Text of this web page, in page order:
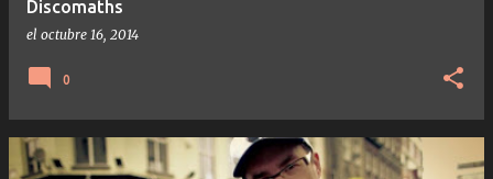
Discomaths
el octubre 16, 2014
0